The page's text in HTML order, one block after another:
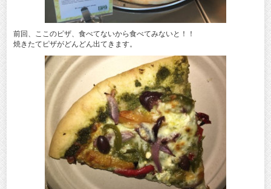
前回、ここのピザ、食べてないから食べてみないと！！
焼きたてピザがどんどん出てきます。